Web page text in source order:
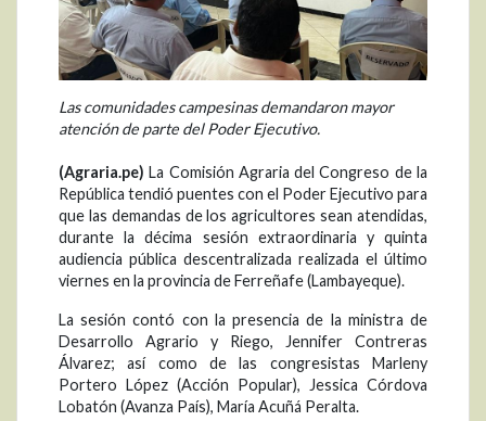
Las comunidades campesinas demandaron mayor
atención de parte del Poder Ejecutivo.
(Agraria.pe) La Comisión Agraria del Congreso de la
República tendió puentes con el Poder Ejecutivo para
que las demandas de los agricultores sean atendidas,
durante la décima sesión extraordinaria y quinta
audiencia pública descentralizada realizada el último
viernes en la provincia de Ferreñafe (Lambayeque).
La sesión contó con la presencia de la ministra de
Desarrollo Agrario y Riego, Jennifer Contreras
Álvarez; así como de las congresistas Marleny
Portero López (Acción Popular), Jessica Córdova
Lobatón (Avanza País), María Acuñá Peralta.